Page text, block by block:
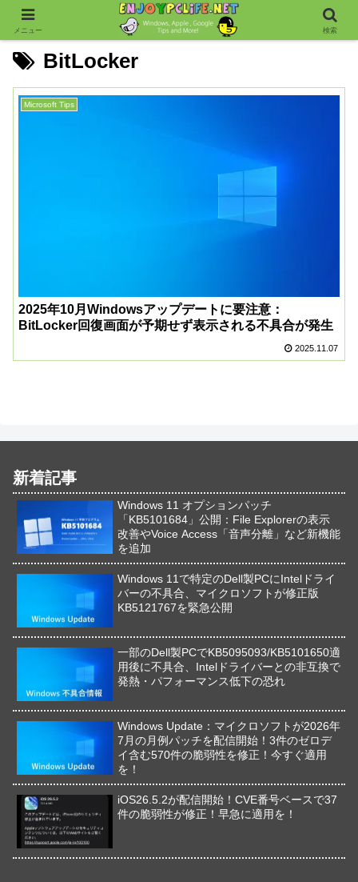
BitLocker
Microsoft Tips
2025年10月Windowsアップデートに要注意：
BitLocker回復画面が予期せず表示される不具合が発生
2025.11.07
新着記事
Windows 11 オプションパッチ
「KB5101684」公開：File Explorerの表示
改善やVoice Access「音声分離」など新機能
を追加
Windows 11で特定のDell製PCにIntelドライ
バーの不具合、マイクロソフトが修正版
KB5121767を緊急公開
一部のDell製PCでKB5095093/KB5101650適
用後に不具合、Intelドライバーとの非互換で
発熱・パフォーマンス低下の恐れ
Windows Update：マイクロソフトが2026年
7月の月例パッチを配信開始！3件のゼロデ
イ含む570件の脆弱性を修正！今すぐ適用
を！
iOS26.5.2が配信開始！CVE番号ベースで37
件の脆弱性が修正！早急に適用を！
メニュー 検索